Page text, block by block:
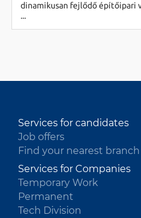
dinamikusan fejlődő építőipari
előkészítő munkatársat keres
vállalat egyszerre több –
...
Services for candidates
Job offers
Find your nearest branch
Services for Companies
Temporary Work
Permanent
Tech Division